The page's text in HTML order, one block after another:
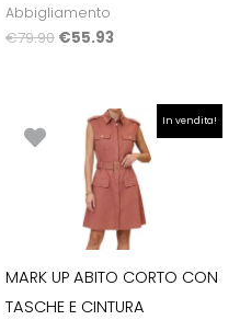
Abbigliamento
€79.90 €55.93
In vendita!
MARK UP ABITO CORTO CON
TASCHE E CINTURA
prezzo
originale
era:
€124.90.
Il
prezzo
attuale
è:
€87.43.